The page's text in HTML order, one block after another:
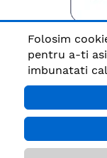
Folosim
pentru a-ti
imbunatati